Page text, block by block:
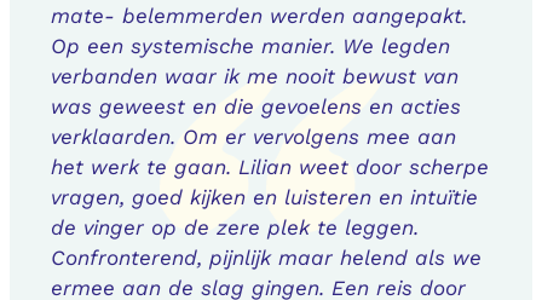
mate- belemmerden werden aangepakt.
Op een systemische manier. We legden
verbanden waar ik me nooit bewust van
was geweest en die gevoelens en acties
verklaarden. Om er vervolgens mee aan
het werk te gaan. Lilian weet door scherpe
vragen, goed kijken en luisteren en intuïtie
de vinger op de zere plek te leggen.
Confronterend, pijnlijk maar helend als we
ermee aan de slag gingen. Een reis door